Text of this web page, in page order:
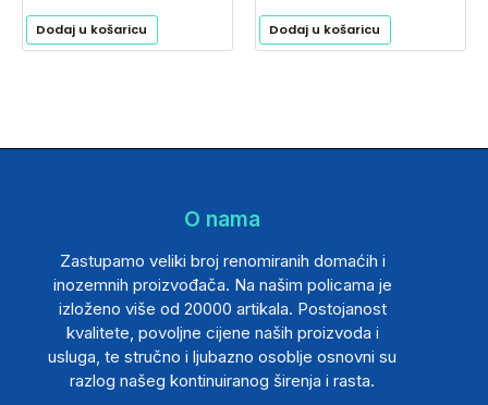
Dodaj u košaricu Dodaj u košaricu
O nama
Zastupamo veliki broj renomiranih domaćih i
inozemnih proizvođača. Na našim policama je
izloženo više od 20000 artikala. Postojanost
kvalitete, povoljne cijene naših proizvoda i
usluga, te stručno i ljubazno osoblje osnovni su
razlog našeg kontinuiranog širenja i rasta.